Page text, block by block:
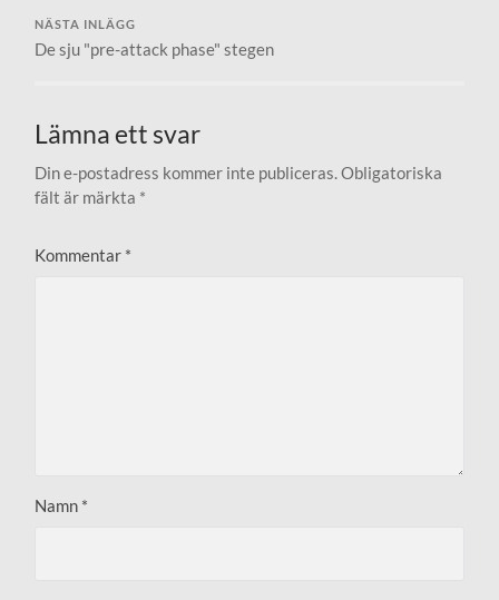
NÄSTA INLÄGG
De sju "pre-attack phase" stegen
Lämna ett svar
Din e-postadress kommer inte publiceras. Obligatoriska
fält är märkta *
Kommentar *
Namn *